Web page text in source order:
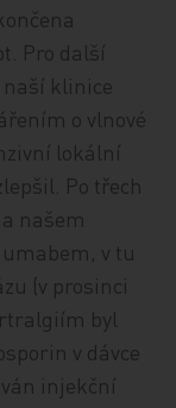
Pro další
naší klinice
o vlnové
lokální
Po třech
našem
v tu
(v prosinci
byl
v dávce
injekční